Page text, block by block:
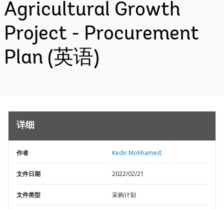
Agricultural Growth
Project - Procurement
Plan (英语)
详细
作者 Kedir Mohhamed;
文件日期 2022/02/21
文件类型 采购计划